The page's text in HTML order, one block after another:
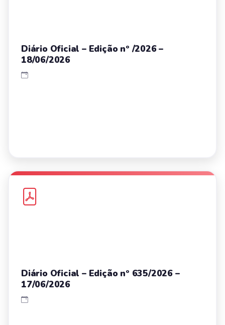
Diário Oficial – Edição nº /2026 –
18/06/2026
Diário Oficial – Edição nº 635/2026 –
17/06/2026